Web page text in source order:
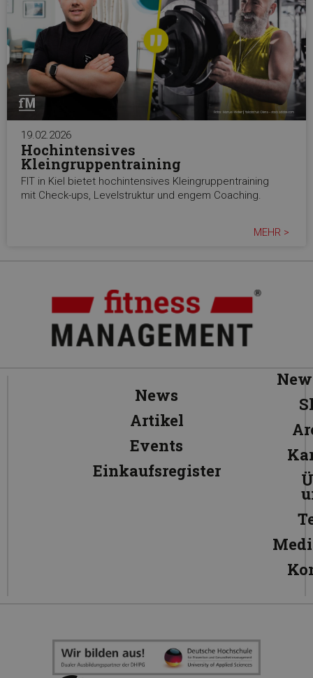
19.02.2026
Hochintensives
Kleingruppentraining
FIT in Kiel bietet hochintensives Kleingruppentraining
mit Check-ups, Levelstruktur und engem Coaching.
MEHR >
News
Artikel
Events
Einkaufsregister